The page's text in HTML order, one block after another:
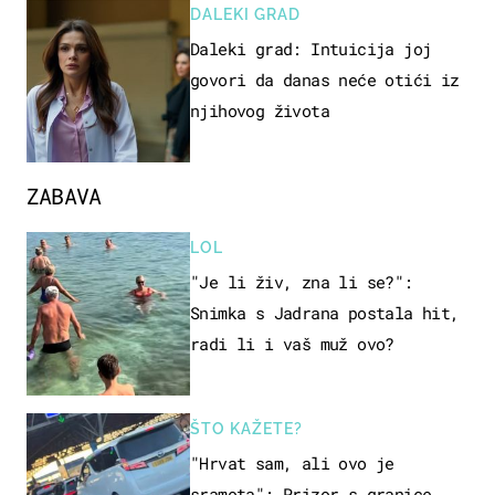
ZABAVA
LOL
"Je li živ, zna li se?":
Snimka s Jadrana postala hit,
radi li i vaš muž ovo?
ŠTO KAŽETE?
"Hrvat sam, ali ovo je
DALEKI GRAD
Daleki grad: Intuicija joj
govori da danas neće otići iz
njihovog života